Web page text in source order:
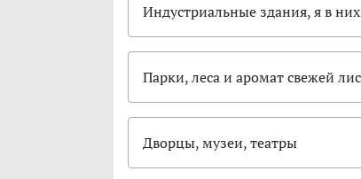
Индустриальные здания, я в
Парки, леса и аромат свежей
Дворцы, музеи, театры